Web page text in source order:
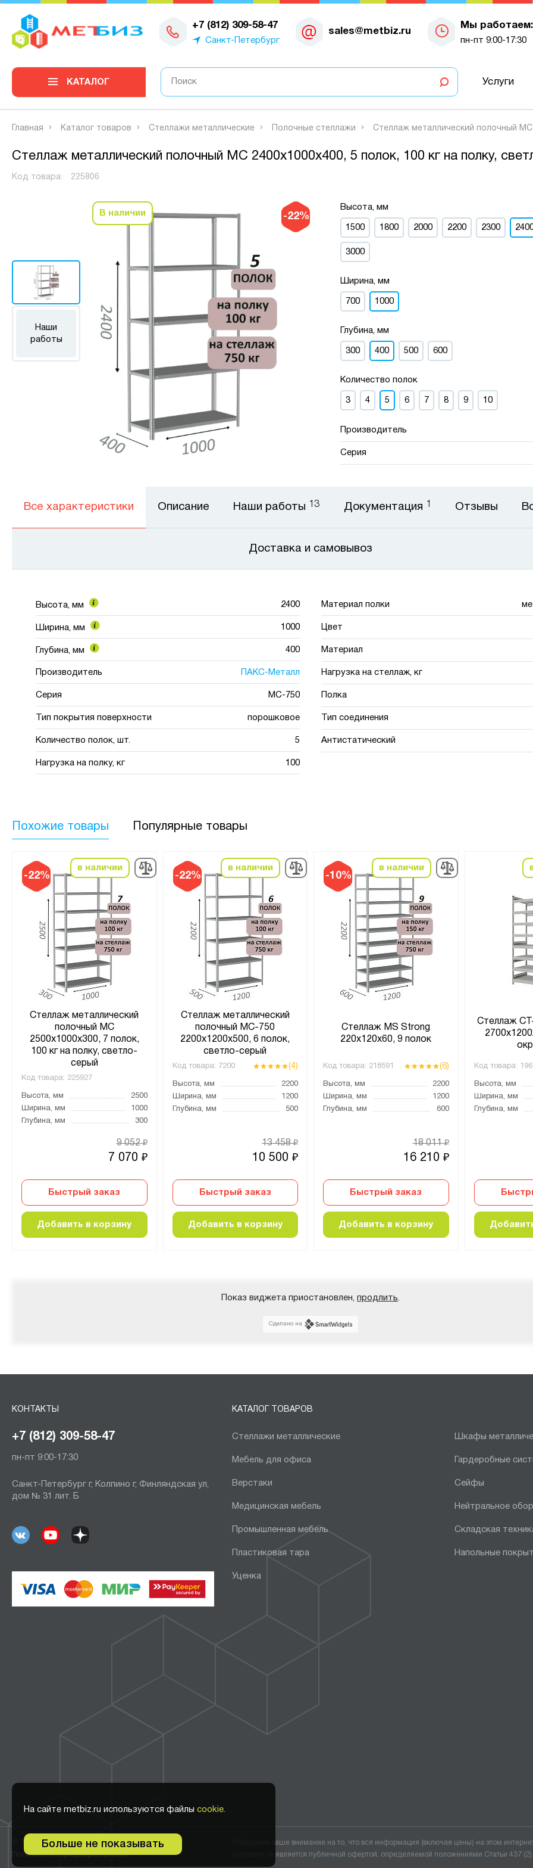
+7 (812) 309-58-47
Санкт-Петербург
sales@metbiz.ru
Мы работаем:
пн-пт 9:00-17:30
0
КАТАЛОГ Услуги
Главная Каталог товаров Стеллажи металлические Полочные стеллажи Стеллаж металлический полочный МС
Стеллаж металлический полочный МС 2400х1000х400, 5 полок, 100 кг на полку,
Код товара: 225806
-22%
Наши
работы
В наличии
Высота, мм
1500 1800 2000 2200 2300
3000
Ширина, мм
700 1000
Глубина, мм
300 400 500 600
Количество полок
3 4 5 6 7 8 9 10
Производитель
Серия
Все характеристики
Высота, мм 2400
Ширина, мм 1000
Глубина, мм 400
Производитель ПАКС-Металл
Серия МС-750
Тип покрытия поверхности порошковое
Количество полок, шт. 5
Нагрузка на полку, кг 100
Материал полки
Цвет
Материал
Нагрузка на стеллаж, кг
Полка
Тип соединения
Антистатический
Описание Наши работы 13 Документация Отзывы
Доставка и самовывоз
Похожие товары Популярные товары
-22%
в наличии
Стеллаж металлический
полочный МС
2500х1000х300, 7 полок,
100 кг на полку, светло-
серый
Код товара: 225927
Высота, мм
2500
Ширина, мм
1000
Глубина, мм
300
7 070 ₽
9 052₽
Быстрый заказ
Добавить в корзину
-22%
в наличии
Стеллаж металлический
полочный МС-750
2200х1200х500, 6 полок,
светло-серый
Код товара: 7200 (4)
Высота, мм
2200
Ширина, мм
1200
Глубина, мм
500
10 500 ₽
13 458₽
Быстрый заказ
Добавить в корзину
-10%
в наличии
Стеллаж MS Strong
220х120х60, 9 полок
Код товара: 218591 (6)
Высота, мм
2200
Ширина, мм
1200
Глубина, мм
600
16 210 ₽
18 011₽
Быстрый заказ
Добавить в корзину
Стеллаж
Код товара:
Высота, мм
Ширина, мм
Глубина, мм
Показ виджета приостановлен, продлить
Сделано на
На сайте metbiz.ru используются файлы cookie.
Больше не показывать
КОНТАКТЫ
+7 (812) 309-58-47
пн-пт 9:00-17:30
Санкт-Петербург г, Колпино г, Финляндская ул,
дом № 31 лит. Б
КАТАЛОГ ТОВАРОВ
Стеллажи металлические Шкафы
Мебель для офиса Гардеробные
Верстаки Сейфы
Медицинская мебель Нейтральное
Промышленная мебель Складская
Пластиковая тара Напольные
Уценка
© 2011-2026 ООО Метбиз
Политика конфиденциальности
Обращаем ваше внимание на то, что вся информация (включая цены) на этом
условиях не является публичной офертой, определяемой положениями Статьи 437